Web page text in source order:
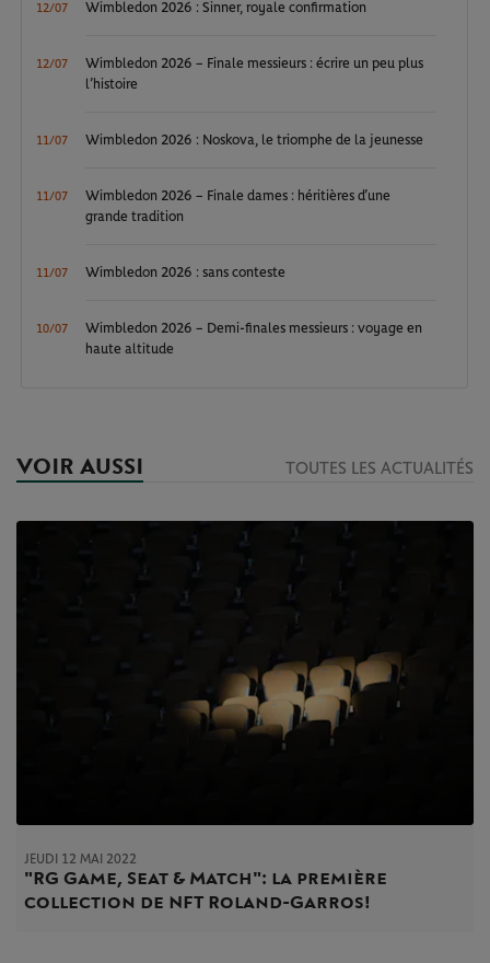
12/07 Wimbledon 2026 : Sinner, royale confirmation
12/07
Wimbledon 2026 – Finale messieurs : écrire un peu plus
l’histoire
11/07 Wimbledon 2026 : Noskova, le triomphe de la jeunesse
11/07
Wimbledon 2026 – Finale dames : héritières d’une
grande tradition
11/07 Wimbledon 2026 : sans conteste
10/07
Wimbledon 2026 – Demi-finales messieurs : voyage en
haute altitude
VOIR AUSSI TOUTES LES ACTUALITÉS
JEUDI 12 MAI 2022
"RG Game, Seat & Match" : la première
collection de NFT Roland-Garros !